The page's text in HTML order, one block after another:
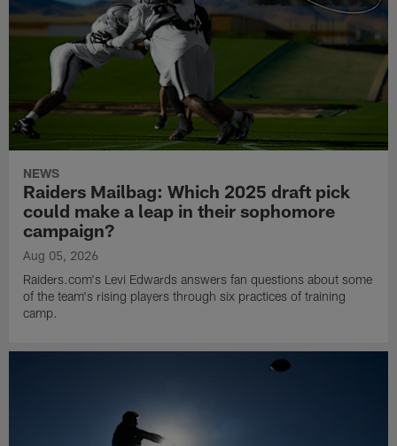
NEWS
Raiders Mailbag: Which 2025 draft pick
could make a leap in their sophomore
campaign?
Aug 05, 2026
Raiders.com's Levi Edwards answers fan questions about some
of the team's rising players through six practices of training
camp.